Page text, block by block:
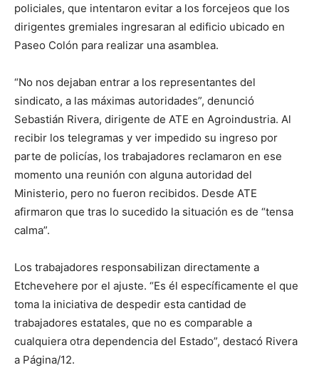
policiales, que intentaron evitar a los forcejeos que los
dirigentes gremiales ingresaran al edificio ubicado en
Paseo Colón para realizar una asamblea.
“No nos dejaban entrar a los representantes del
sindicato, a las máximas autoridades”, denunció
Sebastián Rivera, dirigente de ATE en Agroindustria. Al
recibir los telegramas y ver impedido su ingreso por
parte de policías, los trabajadores reclamaron en ese
momento una reunión con alguna autoridad del
Ministerio, pero no fueron recibidos. Desde ATE
afirmaron que tras lo sucedido la situación es de “tensa
calma”.
Los trabajadores responsabilizan directamente a
Etchevehere por el ajuste. “Es él específicamente el que
toma la iniciativa de despedir esta cantidad de
trabajadores estatales, que no es comparable a
cualquiera otra dependencia del Estado”, destacó Rivera
a Página/12.